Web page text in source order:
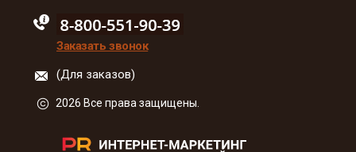
88005555550
Заказать звонок
(Для заказов)
2026 Все права защищены.